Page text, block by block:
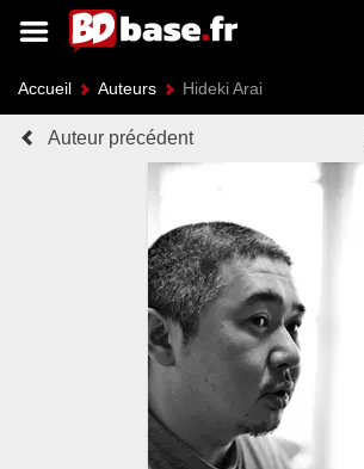
Accueil Auteurs Hideki Arai
Auteur précédent